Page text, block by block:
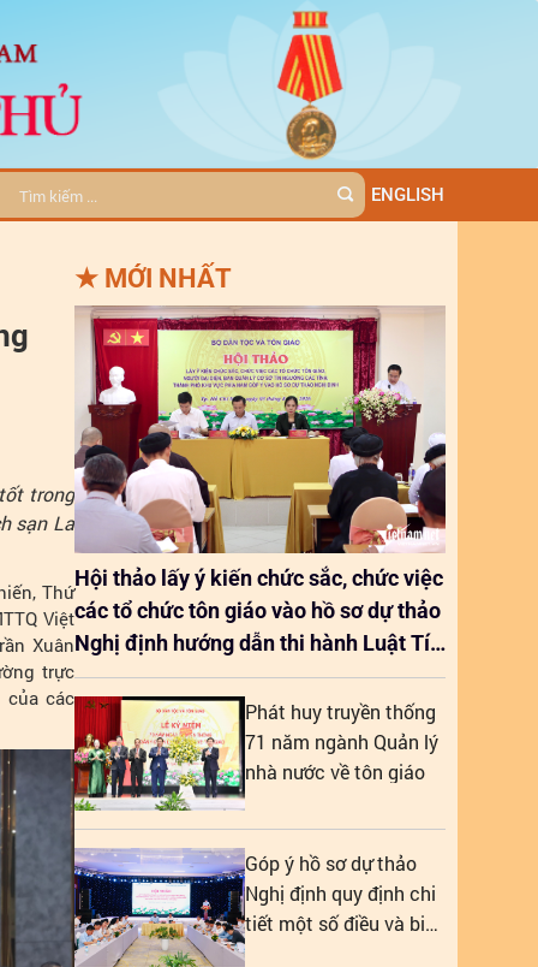
ENGLISH
trong
sạn La
Thứ
Việt
Xuân
trực
của các
★MỚI NHẤT
Hội thảo lấy ý kiến chức sắc, chức việc
các tổ chức tôn giáo vào hồ sơ dự thảo
Nghị định hướng dẫn thi hành Luật Tín
ngưỡng, tôn giáo (sửa đổi)
Phát huy truyền thống
71 năm ngành Quản lý
nhà nước về tôn giáo
Góp ý hồ sơ dự thảo
Nghị định quy định chi
tiết một số điều và biện
pháp để tổ chức,